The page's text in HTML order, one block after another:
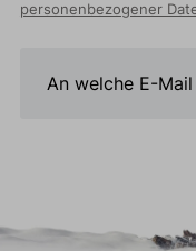
personenbezogener